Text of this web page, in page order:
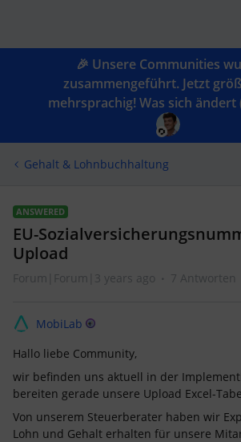
🎉 Unsere Communities
zusammengeführt. Jetzt
mehrsprachig! Was sich ändert
Gehalt & Lohnbuchhaltung
ANSWERED
EU-
Upload
Forum|Forum|3 years ago 7 Antworten
MobiLab
Hallo liebe Community,
wir befinden uns aktuell in der
bereiten gerade unsere Upload Excel-
Von unserem Steuerberater haben wir
Lohn und Gehalt erhalten für unsere